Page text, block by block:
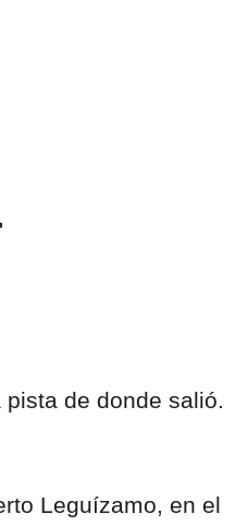
de donde salió.
Leguízamo, en el